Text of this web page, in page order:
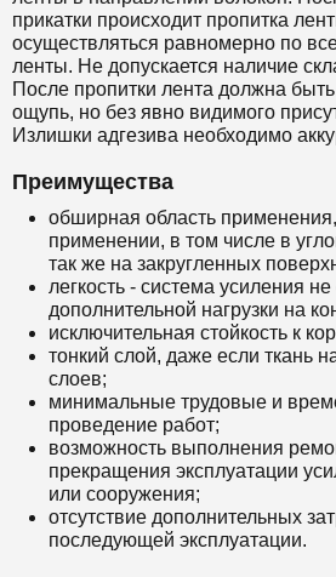
прикатки происходит пропитка
осуществляться равномерно по
ленты. Не допускается наличие
После пропитки лента должна быть
ощупь, но без явно видимого
Излишки адгезива необходимо
Преимущества
обширная область
применении, в том числе в
так же на закругленных
легкость - система усиления не
дополнительной нагрузки на
исключительная стойкость к
тонкий слой, даже если ткань
слоев;
минимальные трудовые и
проведение работ;
возможность выполнения
прекращения эксплуатации
или сооружения;
отсутствие дополнительных
последующей эксплуатации.